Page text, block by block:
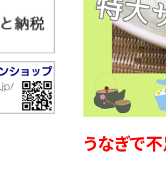
うなぎで
栄養